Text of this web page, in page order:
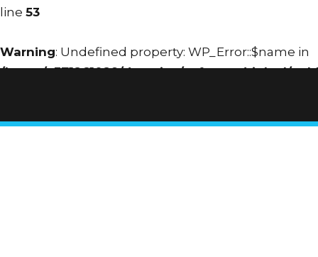
line 53
Warning: Undefined property: WP_Error::$name in
/home/u371261029/domains/tofasttodrink.nl/